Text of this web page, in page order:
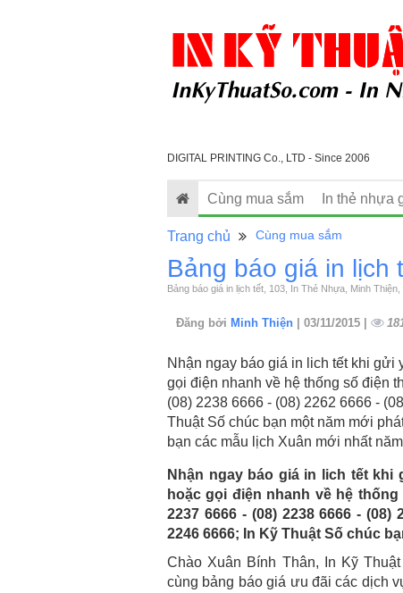
DIGITAL PRINTING Co., LTD - Since 2006
Cùng mua sắm In thẻ nhựa
Trang chủ Cùng mua sắm
Bảng báo giá in lịch
Bảng báo giá in lịch tết, 103, In Thẻ Nhựa, Minh
Đăng bởi Minh Thiện | 03/11/2015 |
Nhận ngay báo giá in lich tết khi gửi
gọi điện nhanh về hệ thống số điện
(08) 2238 6666 - (08) 2262 6666 -
Thuật Số chúc bạn một năm mới
bạn các mẫu lịch Xuân mới nhất
Nhận ngay báo giá in lich tết khi
hoặc gọi điện nhanh về hệ
2237 6666 - (08) 2238 6666 - (08)
2246 6666; In Kỹ Thuật Số chúc
Chào Xuân Bính Thân, In Kỹ
cùng bảng báo giá ưu đãi các dịch